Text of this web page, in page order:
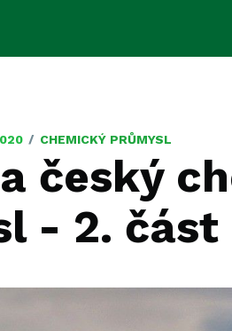
/ CHEMICKÝ PRŮMYSL
český
- 2. část